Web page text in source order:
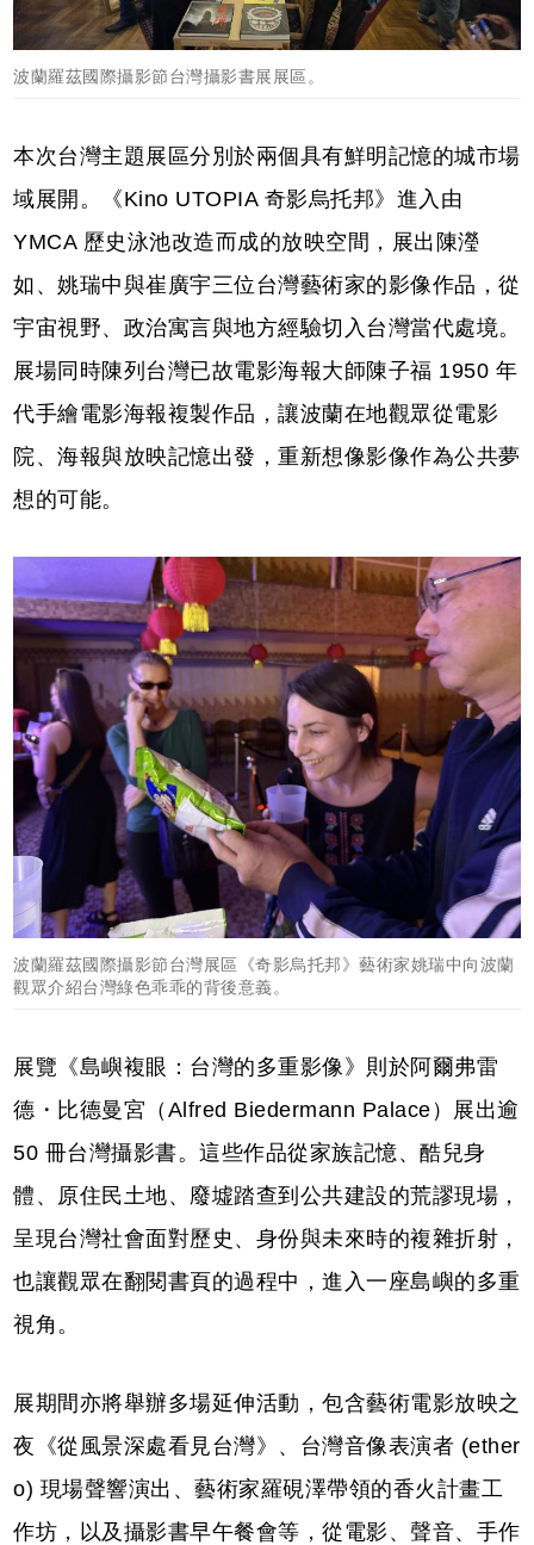
波蘭羅茲國際攝影節台灣攝影書展展區。
本次台灣主題展區分別於兩個具有鮮明記憶的城市場
域展開。《Kino UTOPIA 奇影烏托邦》進入由
YMCA 歷史泳池改造而成的放映空間，展出陳瀅
如、姚瑞中與崔廣宇三位台灣藝術家的影像作品，從
宇宙視野、政治寓言與地方經驗切入台灣當代處境。
展場同時陳列台灣已故電影海報大師陳子福 1950 年
代手繪電影海報複製作品，讓波蘭在地觀眾從電影
院、海報與放映記憶出發，重新想像影像作為公共夢
想的可能。
波蘭羅茲國際攝影節台灣展區《奇影烏托邦》藝術家姚瑞中向波蘭
觀眾介紹台灣綠色乖乖的背後意義。
展覽《島嶼複眼：台灣的多重影像》則於阿爾弗雷
德・比德曼宮（Alfred Biedermann Palace）展出逾
50 冊台灣攝影書。這些作品從家族記憶、酷兒身
體、原住民土地、廢墟踏查到公共建設的荒謬現場，
呈現台灣社會面對歷史、身份與未來時的複雜折射，
也讓觀眾在翻閱書頁的過程中，進入一座島嶼的多重
視角。
展期間亦將舉辦多場延伸活動，包含藝術電影放映之
夜《從風景深處看見台灣》、台灣音像表演者 (ether
o) 現場聲響演出、藝術家羅硯澤帶領的香火計畫工
作坊，以及攝影書早午餐會等，從電影、聲音、手作